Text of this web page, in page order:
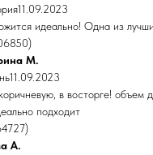
идеально! Одна из
М.
в восторге! объем
подходит
А.